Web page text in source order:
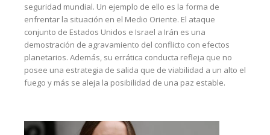
seguridad mundial. Un ejemplo de ello es la forma de
enfrentar la situación en el Medio Oriente. El ataque
conjunto de Estados Unidos e Israel a Irán es una
demostración de agravamiento del conflicto con efectos
planetarios. Además, su errática conducta refleja que no
posee una estrategia de salida que de viabilidad a un alto el
fuego y más se aleja la posibilidad de una paz estable.